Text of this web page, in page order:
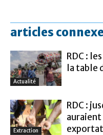
articles
Actualité
RDC :
la table
Extraction
RDC :
auraient